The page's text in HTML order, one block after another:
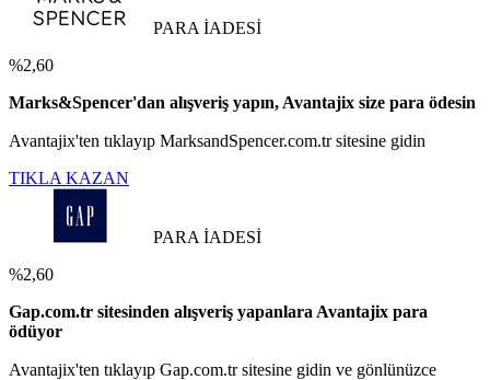
PARA İADESİ
%2,60
Marks&Spencer'dan alışveriş yapın, Avantajix size para ödesin
Avantajix'ten tıklayıp MarksandSpencer.com.tr sitesine gidin
TIKLA KAZAN
PARA İADESİ
%2,60
Gap.com.tr sitesinden alışveriş yapanlara Avantajix para
ödüyor
Avantajix'ten tıklayıp Gap.com.tr sitesine gidin ve gönlünüzce